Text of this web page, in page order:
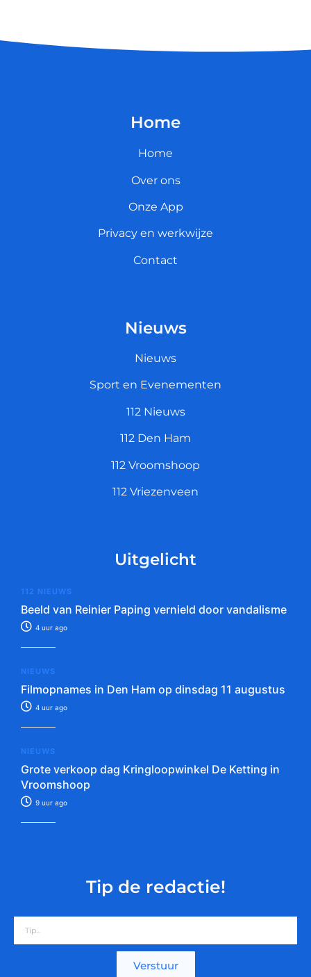
Home
Home
Over ons
Onze App
Privacy en werkwijze
Contact
Nieuws
Nieuws
Sport en Evenementen
112 Nieuws
112 Den Ham
112 Vroomshoop
112 Vriezenveen
Uitgelicht
112 NIEUWS
Beeld van Reinier Paping vernield door vandalisme
4 uur ago
NIEUWS
Filmopnames in Den Ham op dinsdag 11 augustus
4 uur ago
NIEUWS
Grote verkoop dag Kringloopwinkel De Ketting in
Vroomshoop
9 uur ago
Tip de redactie!
Verstuur